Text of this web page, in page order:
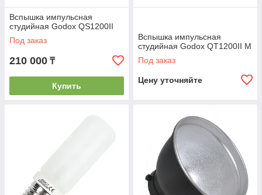
Вспышка импульсная
студийная Godox QS1200II
Под заказ
210 000 ₸
Купить
Вспышка импульсная
студийная Godox QT1200II M
Под заказ
Цену уточняйте